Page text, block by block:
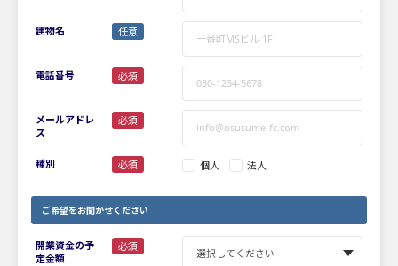
建物名 任意
電話番号 必須
メールアドレ
ス
必須
種別 必須 個人 法人
ご希望をお聞かせください
開業資金の予
定金額
必須